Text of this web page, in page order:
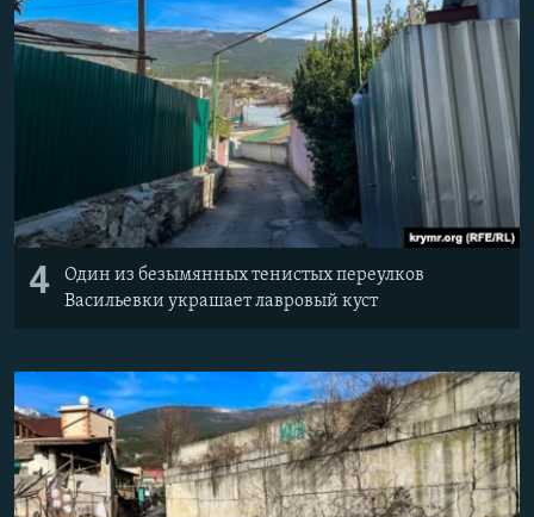
4
Один из безымянных тенистых переулков
Васильевки украшает лавровый куст